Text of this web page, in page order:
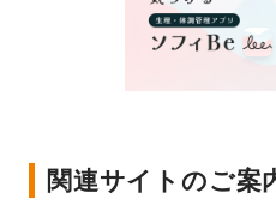
関連サイトのご案